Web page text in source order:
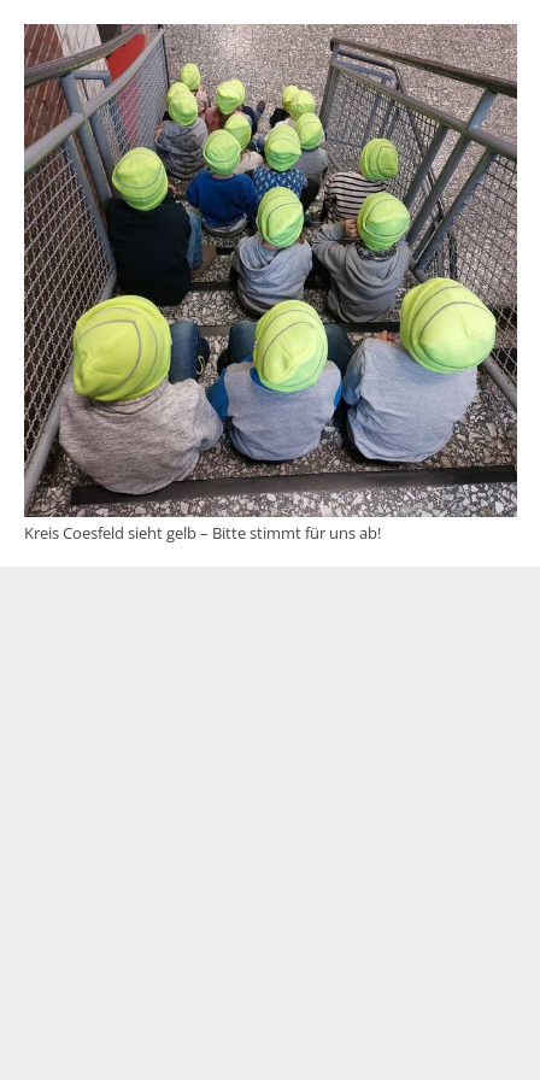
Kreis Coesfeld sieht gelb – Bitte stimmt für uns ab!